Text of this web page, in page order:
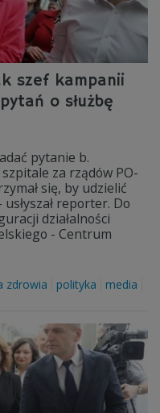
szef kampanii
o służbę
pytanie b.
za rządów PO-
się, by udzielić
reporter. Do
działalności
- Centrum
zdrowia polityka
media